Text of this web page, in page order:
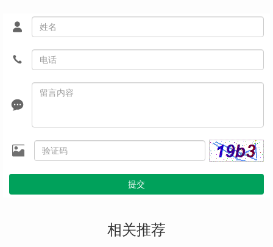
提交
相关推荐